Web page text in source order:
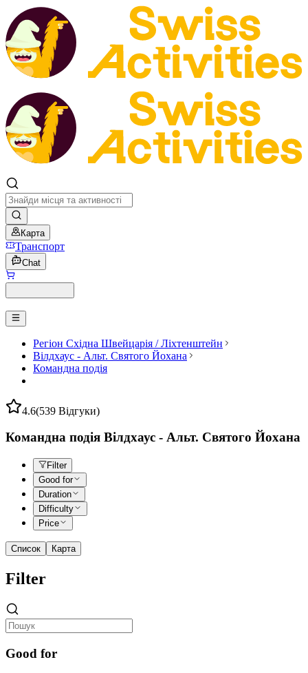
Карта
Транспорт
Chat
Регіон Східна Швейцарія / Ліхтенштейн
Вілдхаус - Альт. Святого Йохана
Командна подія
4.6(539 Відгуки)
Командна подія Вілдхаус - Альт. Святого Йохана
Filter
Good for
Duration
Difficulty
Price
Список Карта
Filter
Good for